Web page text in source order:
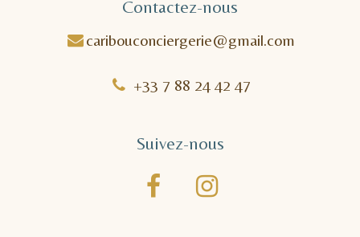
Contactez-nous
caribouconciergerie@gmail.com
+33 7 88 24 42 47
Suivez-nous